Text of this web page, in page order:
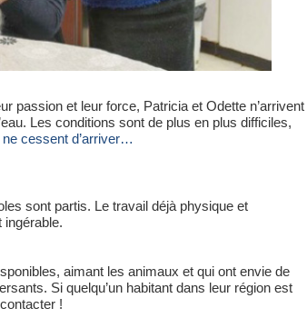
passion et leur force, Patricia et Odette n’arrivent
Les conditions sont de plus en plus difficiles,
ne cessent d’arriver…
sont partis. Le travail déjà physique et
ingérable.
aimant les animaux et qui ont envie de
Si quelqu’un habitant dans leur région est
!